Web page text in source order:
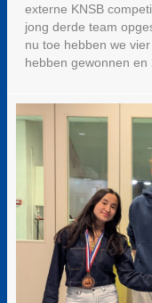
externe KNSB
jong derde team
nu toe hebben we
hebben gewonnen